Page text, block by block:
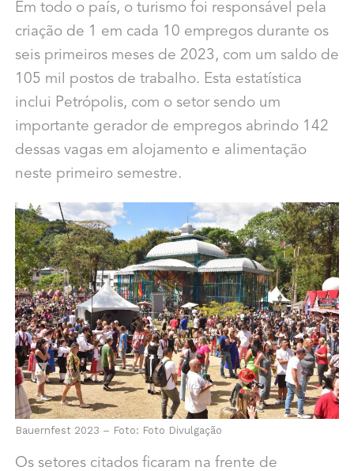
Em todo o país, o turismo foi responsável pela
criação de 1 em cada 10 empregos durante os
seis primeiros meses de 2023, com um saldo de
105 mil postos de trabalho. Esta estatística
inclui Petrópolis, com o setor sendo um
importante gerador de empregos abrindo 142
dessas vagas em alojamento e alimentação
neste primeiro semestre.
Bauernfest 2023 – Foto: Foto Divulgação
Os setores citados ficaram na frente de